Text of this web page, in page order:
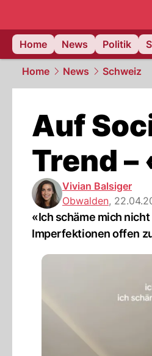
Home
News Politik
Home News Schweiz
Auf
Trend
Vivian Balsiger
Obwalden,
«Ich schäme mich
Imperfektionen offen